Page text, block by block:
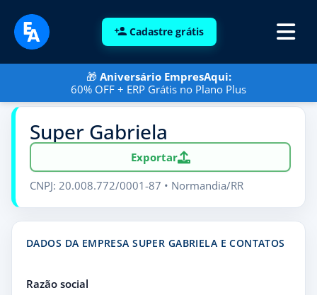
Cadastre grátis
🎁 Aniversário EmpresAqui:
60% OFF + ERP Grátis no Plano Plus
Super Gabriela
Exportar
CNPJ: 20.008.772/0001-87 • Normandia/RR
DADOS DA EMPRESA SUPER GABRIELA E CONTATOS
Razão social